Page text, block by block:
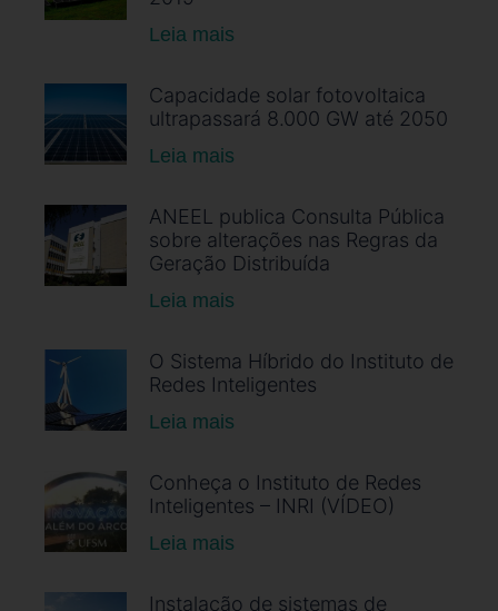
Leia mais
Capacidade solar fotovoltaica
ultrapassará 8.000 GW até 2050
Leia mais
ANEEL publica Consulta Pública
sobre alterações nas Regras da
Geração Distribuída
Leia mais
O Sistema Híbrido do Instituto de
Redes Inteligentes
Leia mais
Conheça o Instituto de Redes
Inteligentes – INRI (VÍDEO)
Leia mais
Instalação de sistemas de